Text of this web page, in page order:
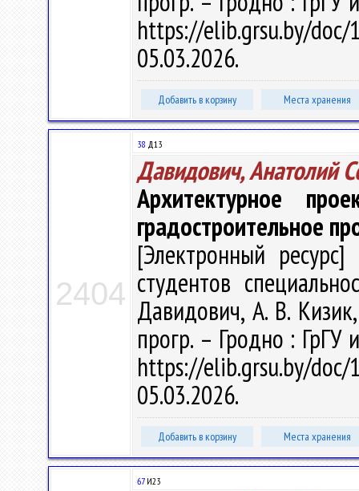
https://elib.grsu.by/
05.03.2026.
Добавить в корзину Места хранения
2404
38 Д13
Давидович, Анатолий
Архитектурное
градостроительное
[Электронный
студентов
Давидович, А. В.
прогр. – Гродно :
https://elib.grsu.by/
05.03.2026.
Добавить в корзину Места хранения
67И23